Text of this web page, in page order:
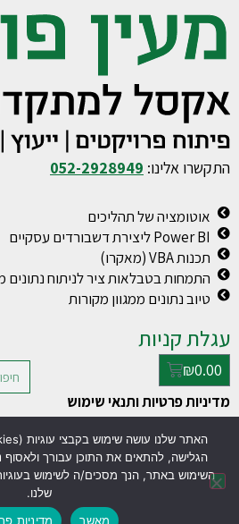
התקשרו אלינו: 052-2928949
אוטומציה של תהליכים
Power BI ליצירת דשבורדים עסקיים
תכנות VBA (מאקרו)
התמחות בטבלאות ציר לניתוח נתונים
טיוב נתונים ממגוון מקורות
עגלת קניות
₪0.00
מדיניות פרטיות ותנאי שימוש
© כל הזכויות שמורות למעין פולג
www.excel-vba.co.il
הגלישה, להתאים את התוכן עבורך ולאסוף
השימוש באתר, הנך מסכים/ה לשימוש
שלנו.
מאשר
מדיניות